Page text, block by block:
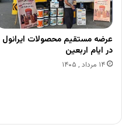
عرضه مستقیم محصولات ایرانول
در ایام اربعین
۱۴ مرداد , ۱۴۰۵